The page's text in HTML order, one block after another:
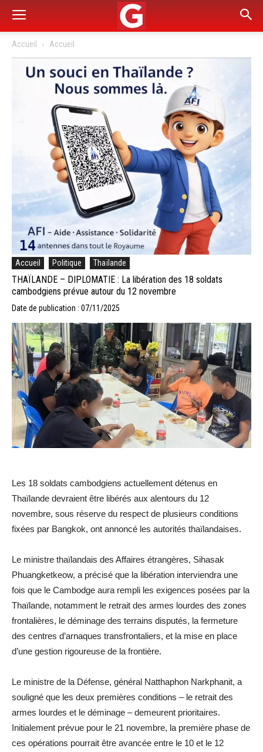
Accueil Accueil
Accueil Politique Thaïlande
THAÏLANDE – DIPLOMATIE : La libération des 18 soldats
cambodgiens prévue autour du 12 novembre
Date de publication : 07/11/2025
Les 18 soldats cambodgiens actuellement détenus en
Thaïlande devraient être libérés aux alentours du 12
novembre, sous réserve du respect de plusieurs conditions
fixées par Bangkok, ont annoncé les autorités thaïlandaises.
Le ministre thaïlandais des Affaires étrangères, Sihasak
Phuangketkeow, a précisé que la libération interviendra une
fois que le Cambodge aura rempli les exigences posées par la
Thaïlande, notamment le retrait des armes lourdes des zones
frontalières, le déminage des terrains disputés, la fermeture
des centres d’arnaques transfrontaliers, et la mise en place
d’une gestion rigoureuse de la frontière.
Le ministre de la Défense, général Natthaphon Narkphanit, a
souligné que les deux premières conditions – le retrait des
armes lourdes et le déminage – demeurent prioritaires.
Initialement prévue pour le 21 novembre, la première phase de
ces opérations pourrait être avancée entre le 10 et le 12